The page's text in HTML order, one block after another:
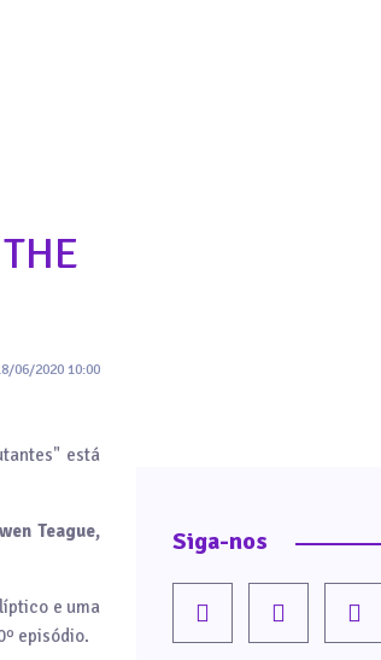
06/2020 10:00
está
Teague,
e uma
episódio.
Siga-nos